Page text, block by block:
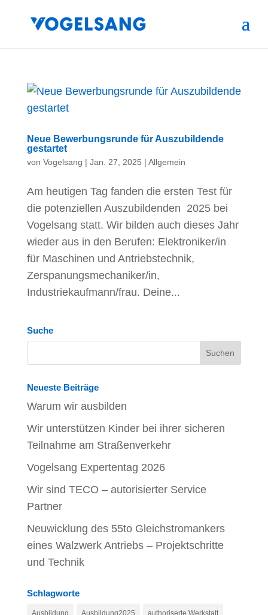
Neue Bewerbungsrunde für Auszubildende
gestartet
von Vogelsang | Jan. 27, 2025 | Allgemein
Am heutigen Tag fanden die ersten Test für
die potenziellen Auszubildenden 2025 bei
Vogelsang statt. Wir bilden auch dieses Jahr
wieder aus in den Berufen: Elektroniker/in
für Maschinen und Antriebstechnik,
Zerspanungsmechaniker/in,
Industriekaufmann/frau. Deine...
Suche
Neueste Beiträge
Warum wir ausbilden
Wir unterstützen Kinder bei ihrer sicheren
Teilnahme am Straßenverkehr
Vogelsang Expertentag 2026
Wir sind TECO – autorisierter Service
Partner
Neuwicklung des 55to Gleichstromankers
eines Walzwerk Antriebs – Projektschritte
und Technik
Schlagworte
Ausbildung Ausbildung2025 authoriserte Werkstatt